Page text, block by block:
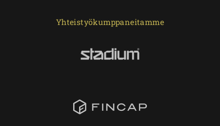
Yhteistyökumppaneitamme